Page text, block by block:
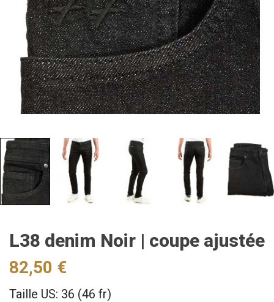
L38 denim Noir | coupe ajustée
82,50 €
Taille US: 36 (46 fr)